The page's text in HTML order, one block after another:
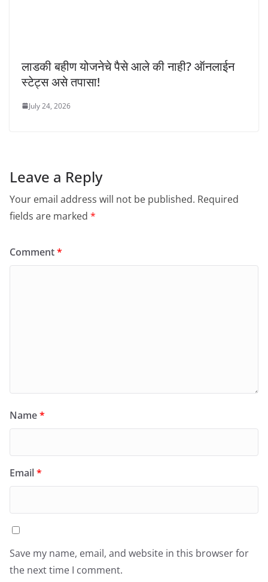
लाडकी बहीण योजनेचे पैसे आले की नाही? ऑनलाईन
स्टेट्स असे तपासा!
July 24, 2026
Leave a Reply
Your email address will not be published. Required
fields are marked *
Comment*
Name*
Email*
Save my name, email, and website in this browser for
the next time I comment.